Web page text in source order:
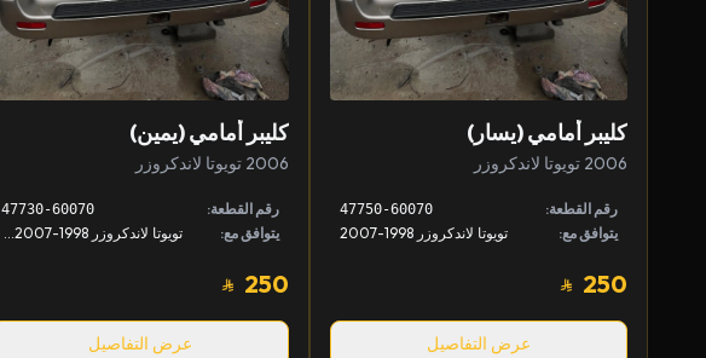
كليبر أمامي (يسار)
2006 تويوتا لاندكروزر
رقم القطعة: 47750-60070
يتوافق مع: تويوتا لاندكروزر 1998-2007
250
عرض التفاصيل
كليبر أمامي (يمين)
2006 تويوتا لاندكروزر
رقم القطعة: 47730-60070
يتوافق مع:
250
عرض التفاصيل